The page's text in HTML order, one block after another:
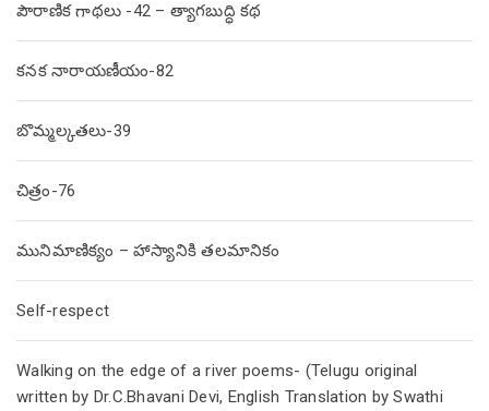
పౌరాణిక గాథలు -42 – త్యాగబుద్ధి కథ
కనక నారాయణీయం-82
బొమ్మల్కతలు-39
చిత్రం-76
మునిమాణిక్యం – హాస్యానికి తలమానికం
Self-respect
Walking on the edge of a river poems- (Telugu original
written by Dr.C.Bhavani Devi, English Translation by Swathi